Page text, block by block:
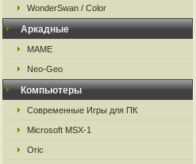
WonderSwan / Color
Аркадные
MAME
Neo-Geo
Компьютеры
Современные Игры для ПК
Microsoft MSX-1
Oric